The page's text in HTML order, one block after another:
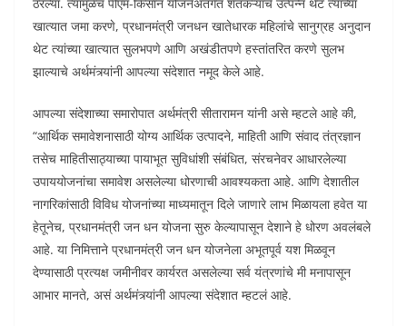
खात्यात जमा करणे, प्रधानमंत्री जनधन खातेधारक महिलांचे सानुग्रह अनुदान
थेट त्यांच्या खात्यात सुलभपणे आणि अखंडीतपणे हस्तांतरित करणे सुलभ
झाल्याचे अर्थमंत्र्यांनी आपल्या संदेशात नमूद केले आहे.
आपल्या संदेशाच्या समारोपात अर्थमंत्री सीतारामन यांनी असे म्हटले आहे की,
“आर्थिक समावेशनासाठी योग्य आर्थिक उत्पादने, माहिती आणि संवाद तंत्रज्ञान
तसेच माहितीसाठ्याच्या पायाभूत सुविधांशी संबंधित, संरचनेवर आधारलेल्या
उपाययोजनांचा समावेश असलेल्या धोरणाची आवश्यकता आहे. आणि देशातील
नागरिकांसाठी विविध योजनांच्या माध्यमातून दिले जाणारे लाभ मिळायला हवेत या
हेतूनेच, प्रधानमंत्री जन धन योजना सुरु केल्यापासून देशाने हे धोरण अवलंबले
आहे. या निमित्ताने प्रधानमंत्री जन धन योजनेला अभूतपूर्व यश मिळवून
देण्यासाठी प्रत्यक्ष जमीनीवर कार्यरत असलेल्या सर्व यंत्रणांचे मी मनापासून
आभार मानते, असं अर्थमंत्र्यांनी आपल्या संदेशात म्हटलं आहे.